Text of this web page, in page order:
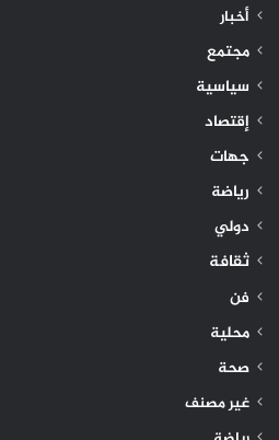
أخبار
مجتمع
سياسية
إقتصاد
جهات
رياضة
دولي
ثقافة
فن
محلية
صحة
غير مصنف